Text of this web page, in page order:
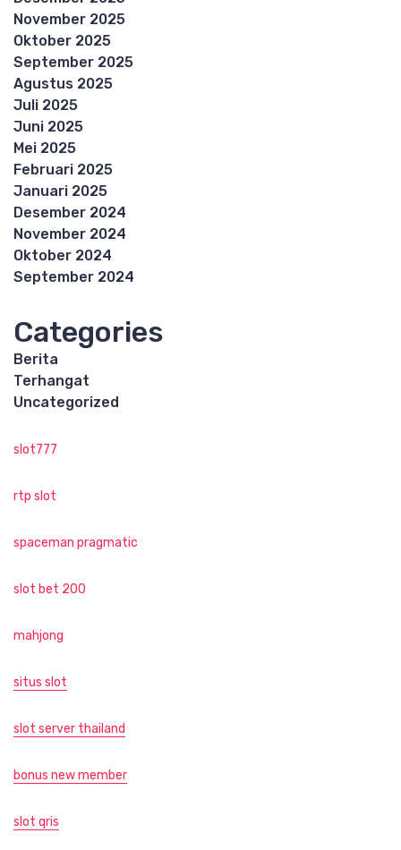
November 2025
Oktober 2025
September 2025
Agustus 2025
Juli 2025
Juni 2025
Mei 2025
Februari 2025
Januari 2025
Desember 2024
November 2024
Oktober 2024
September 2024
Categories
Berita
Terhangat
Uncategorized
slot777
rtp slot
spaceman pragmatic
slot bet 200
mahjong
situs slot
slot server thailand
bonus new member
slot qris